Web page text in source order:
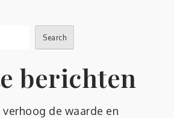
Search
berichten
de waarde en